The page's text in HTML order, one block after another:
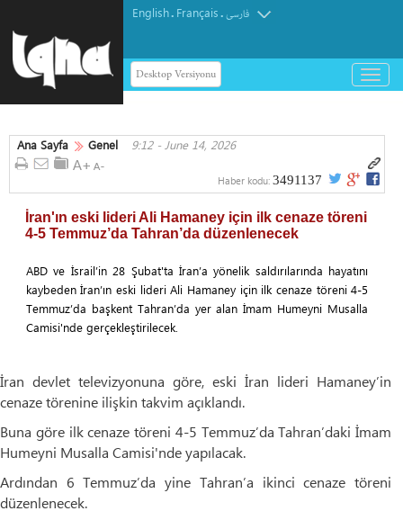
English. Français.فارسی
Desktop Versiyonu
باز
و
کردن
Ana Sayfa Genel 9:12 - June 14, 2026
Haber kodu: 3491137
İran'ın eski lideri Ali Hamaney için ilk cenaze töreni
4-5 Temmuz’da Tahran’da düzenlenecek
ABD ve İsrail’in 28 Şubat'ta İran’a yönelik saldırılarında hayatını
kaybeden İran’ın eski lideri Ali Hamaney için ilk cenaze töreni 4-5
Temmuz’da başkent Tahran’da yer alan İmam Humeyni Musalla
Camisi'nde gerçekleştirilecek.
İran devlet televizyonuna göre, eski İran lideri Hamaney’in
cenaze törenine ilişkin takvim açıklandı.
Buna göre ilk cenaze töreni 4-5 Temmuz’da Tahran’daki İmam
Humeyni Musalla Camisi'nde yapılacak.
Ardından 6 Temmuz’da yine Tahran’a ikinci cenaze töreni
düzenlenecek.